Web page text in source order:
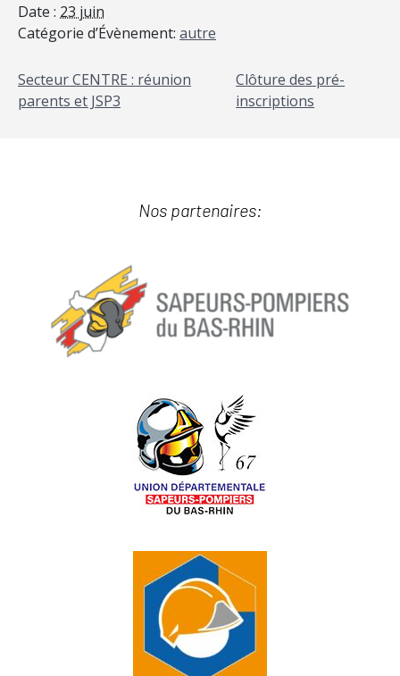
Date : 23 juin
Catégorie d’Évènement: autre
Secteur CENTRE : réunion
parents et JSP3
Clôture des pré-
inscriptions
Nos partenaires: